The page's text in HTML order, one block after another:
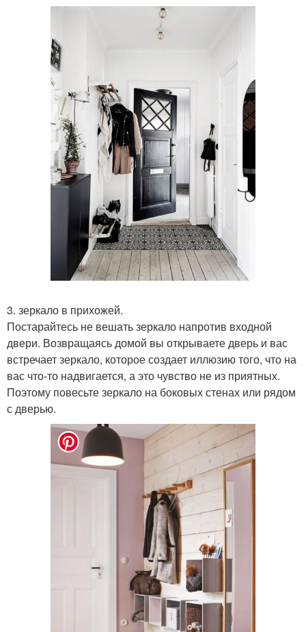
3. зеркало в прихожей.
Постарайтесь не вешать зеркало напротив входной
двери. Возвращаясь домой вы открываете дверь и вас
встречает зеркало, которое создает иллюзию того, что на
вас что-то надвигается, а это чувство не из приятных.
Поэтому повесьте зеркало на боковых стенах или рядом
с дверью.